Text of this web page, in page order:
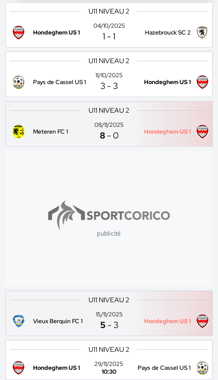
U11 NIVEAU 2
Hondeghem US 1
04/10/2025
1 -1 Hazebrouck SC 2
U11 NIVEAU 2
Pays de Cassel US 1
11/10/2025
3 - 3 Hondeghem US 1
U11 NIVEAU 2
Meteren FC 1
08/11/2025
8 -0 Hondeghem US 1
publicité
U11 NIVEAU 2
Vieux Berquin FC 1
15/11/2025
5 - 3 Hondeghem US 1
U11 NIVEAU 2
Hondeghem US 1
29/11/2025
10:30
Pays de Cassel US 1